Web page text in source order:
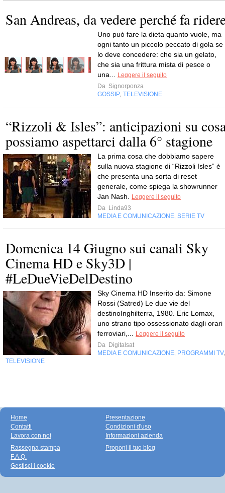
San Andreas, da vedere perché fa
Uno può fare la dieta quanto vuole, ma
ogni tanto un piccolo peccato di gola se
lo deve concedere: che sia un gelato,
che sia una frittura mista di pesce o
una...
Leggere il seguito
Da Signorponza
GOSSIP TELEVISIONE
“Rizzoli & Isles”: anticipazioni su
possiamo aspettarci dalla 6° stagione
La prima cosa che dobbiamo sapere
sulla nuova stagione di “Rizzoli Isles” è
che presenta una sorta di reset
generale, come spiega la showrunner
Jan Nash.
Leggere il seguito
Da Linda93
MEDIA E COMUNICAZIONE SERIE TV
Domenica 14 Giugno sui canali Sky
Cinema HD e Sky3D |
#LeDueVieDelDestino
Sky Cinema HD Inserito da: Simone
Rossi (Satred) Le due vie del
destinoInghilterra, 1980. Eric Lomax,
uno strano tipo ossessionato dagli orari
ferroviari,...
Leggere il seguito
Da Digitalsat
MEDIA E COMUNICAZIONE PROGRAMMI TV
TELEVISIONE
Home
Contatti
Lavora con noi
Presentazione
Condizioni d'uso
Informazioni azienda
Rassegna stampa
F.A.Q.
Gestisci i cookie
Proponi il tuo blog